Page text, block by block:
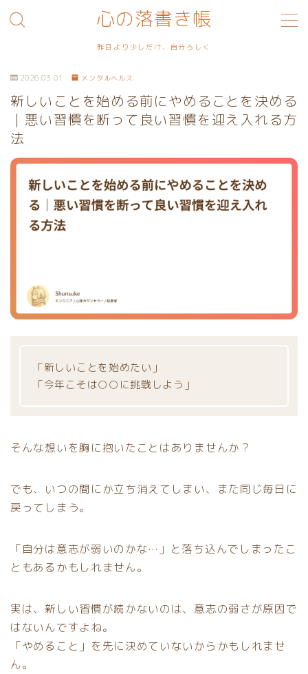
心の落書き帳
昨日より少しだけ、自分らしく
利用規約／特定商取引法に基づく表記
プライバシーポリシー
2026.03.01 メンタルヘルス
新しいことを始める前にやめることを決める
｜悪い習慣を断って良い習慣を迎え入れる方
法
「新しいことを始めたい」
「今年こそは○○に挑戦しよう」
そんな想いを胸に抱いたことはありませんか？
でも、いつの間にか立ち消えてしまい、また同じ毎日に
戻ってしまう。
「自分は意志が弱いのかな…」と落ち込んでしまったこ
ともあるかもしれません。
実は、新しい習慣が続かないのは、意志の弱さが原因で
はないんですよね。
「やめること」を先に決めていないからかもしれませ
ん。